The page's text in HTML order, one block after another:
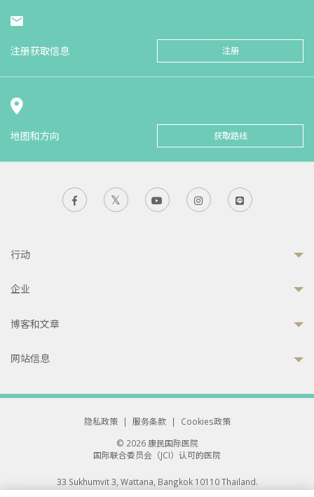
注册获取信息 注册
地图和方向 获取路线
行动
企业
博客和文章
网站信息
隐私政策 | 服务条款 |
Cookies政策
© 2026 康民国际医院
国际联合委员会（JCI）认可的医院
33 Sukhumvit 3, Wattana, Bangkok 10110 Thailand.
All rights reserved.